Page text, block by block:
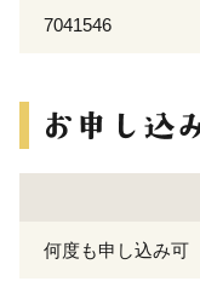
7041546
何度も申し込み可